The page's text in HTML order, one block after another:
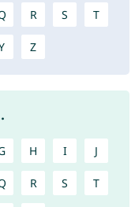
R S T
Z
H I J
R S T